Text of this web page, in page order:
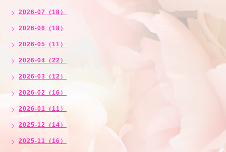
2026-07（18）
2026-06（18）
2026-05（11）
2026-04（22）
2026-03（12）
2026-02（16）
2026-01（11）
2025-12（14）
2025-11（16）